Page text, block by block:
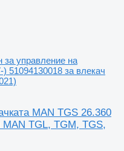
за управление на
51094130018 за влекач
MAN TGS 26.360
MAN TGL, TGM, TGS,